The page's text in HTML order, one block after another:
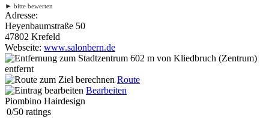
► bitte bewerten
Adresse:
Heyenbaumstraße 50
47802 Krefeld
Webseite: www.salonbern.de
602 m von Kliedbruch (Zentrum)
entfernt
Route
Bearbeiten
Piombino Hairdesign
0/50 ratings